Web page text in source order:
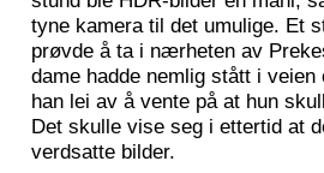
tyne kamera til det umulige. Et
prøvde å ta i nærheten av
dame hadde nemlig stått i
han lei av å vente på at hun
Det skulle vise seg i ettertid at
verdsatte bilder.